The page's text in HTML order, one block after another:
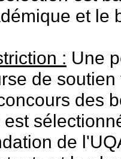
et le
: Une
de
des
est
de